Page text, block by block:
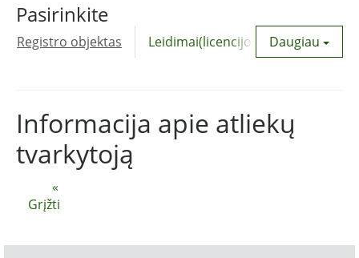
Pasirinkite
Registro objektas Leidimai(licencijos) Daugiau
«
Grįžti
Informacija apie atliekų
tvarkytoją